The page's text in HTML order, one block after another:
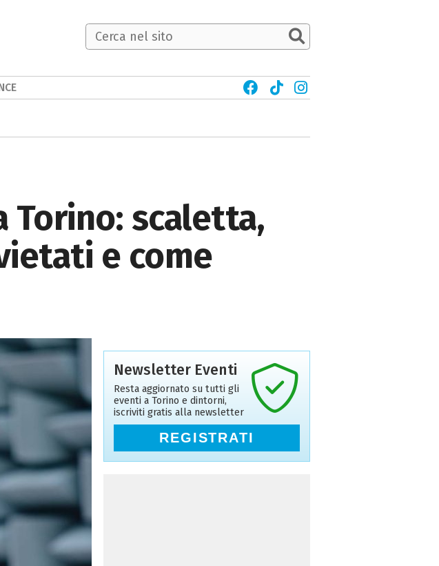
Torino: scaletta,
e come
Newsletter Eventi
Resta aggiornato su tutti gli
eventi a Torino e dintorni,
iscriviti gratis alla newsletter
REGISTRATI